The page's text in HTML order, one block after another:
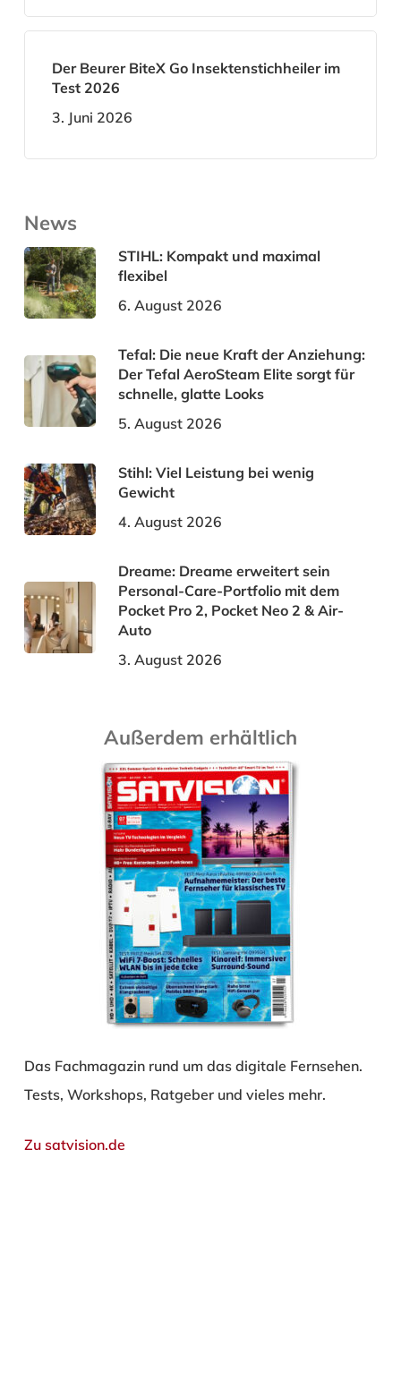
Der Beurer BiteX Go Insektenstichheiler im
Test 2026
3. Juni 2026
News
STIHL: Kompakt und maximal
flexibel
6. August 2026
Tefal: Die neue Kraft der Anziehung:
Der Tefal AeroSteam Elite sorgt für
schnelle, glatte Looks
5. August 2026
Stihl: Viel Leistung bei wenig
Gewicht
4. August 2026
Dreame: Dreame erweitert sein
Personal-Care-Portfolio mit dem
Pocket Pro 2, Pocket Neo 2 & Air-
Auto
3. August 2026
Außerdem erhältlich
Das Fachmagazin rund um das digitale Fernsehen.
Tests, Workshops, Ratgeber und vieles mehr.
Zu satvision.de